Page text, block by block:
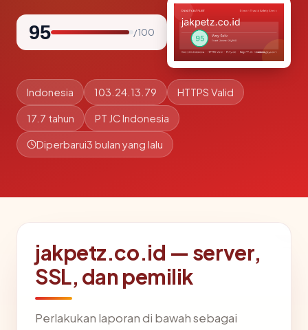
95 / 100
Indonesia 103.24.13.79 HTTPS Valid
17.7 tahun PT JC Indonesia
Diperbarui3 bulan yang lalu
jakpetz.co.id — server,
SSL, dan pemilik
Perlakukan laporan di bawah sebagai